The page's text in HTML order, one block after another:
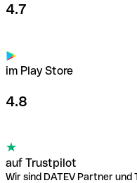
4.7
im Play Store
4.8
auf Trustpilot
Wir sind DATEV Partner